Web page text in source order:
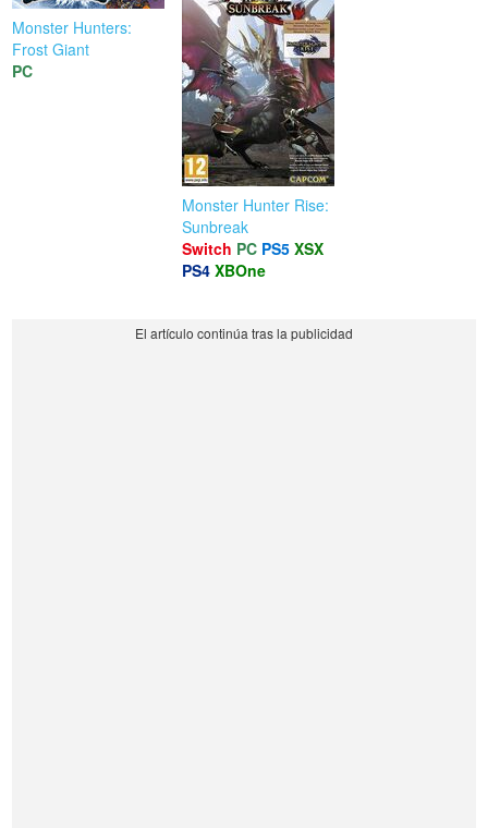
Monster Hunters:
Frost Giant
PC
Monster Hunter Rise:
Sunbreak
Switch PC PS5 XSX
PS4 XBOne